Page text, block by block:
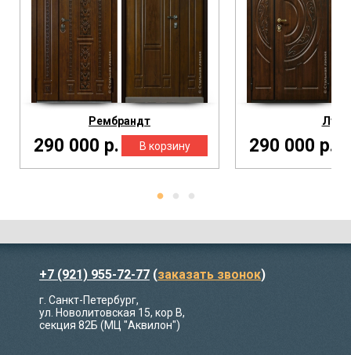
Рембрандт
290 000 р.
Луна
290 000 р.
+7 (921) 955-72-77 (заказать звонок)
г. Санкт-Петербург,
ул. Новолитовская 15, кор В,
секция 82Б (МЦ "Аквилон")